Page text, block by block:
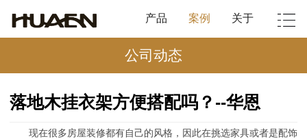
产品 案例 关于
公司动态
落地木挂衣架方便搭配吗？--华恩
现在很多房屋装修都有自己的风格，因此在挑选家具或者是配饰